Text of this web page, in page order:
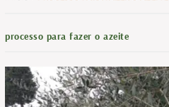
processo para fazer o azeite